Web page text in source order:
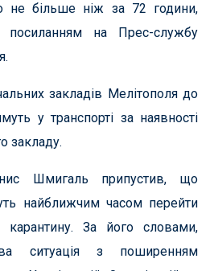
не більше ніж за 72 години,
на Прес-службу
закладів Мелітополя до
у транспорті за наявності
закладу.
Шмигаль припустив, що
найближчим часом перейти
карантину. За його словами,
ситуація з поширенням